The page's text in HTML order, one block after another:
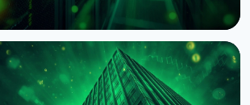
стейкінг для інституційних
із Galaxy